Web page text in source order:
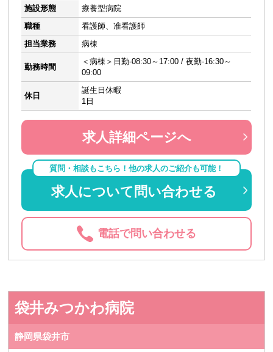
施設形態
療養型病院
職種
看護師、准看護師
担当業務
病棟
勤務時間
＜病棟＞日勤-08:30～17:00 / 夜勤-16:30～
09:00
休日
誕生日休暇
1日
求人詳細ページへ
質問・相談もこちら！他の求人のご紹介も可能！
求人について問い合わせる
電話で問い合わせる
袋井みつかわ病院
静岡県袋井市